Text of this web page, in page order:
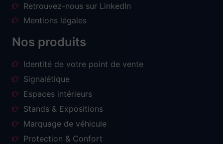
Retrouvez-nous sur LinkedIn
Mentions légales
Nos produits
Identité de votre point de vente
Signalétique
Espaces intérieurs
Stands & Expositions
Marquage de véhicule
Protection & Confort